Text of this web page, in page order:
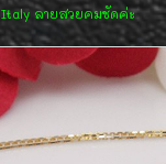
ลายสวยคมชัดค่ะ